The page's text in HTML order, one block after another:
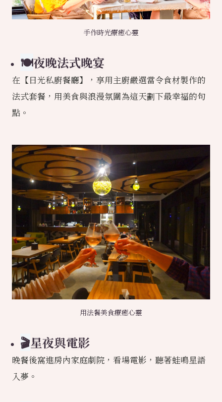
手作時光療癒心靈
🍽夜晚法式晚宴
在【日光私廚餐廳】，享用主廚嚴選當令食材製作的
法式套餐，用美食與浪漫氛圍為這天劃下最幸福的句
點。
用法餐美食療癒心靈
🎬星夜與電影
晚餐後窩進房內家庭劇院，看場電影，聽著蛙鳴星語
入夢。